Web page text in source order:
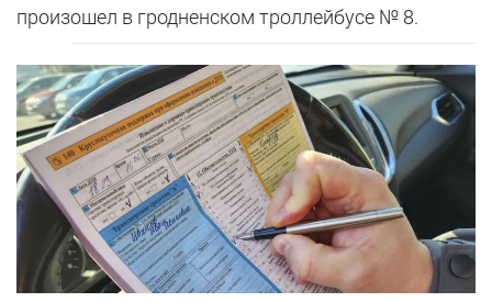
произошел в гродненском троллейбусе № 8.